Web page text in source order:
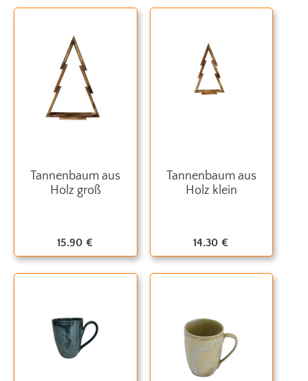
Tannenbaum aus
Holz groß
15.90 €
Tannenbaum aus
Holz klein
14.30 €